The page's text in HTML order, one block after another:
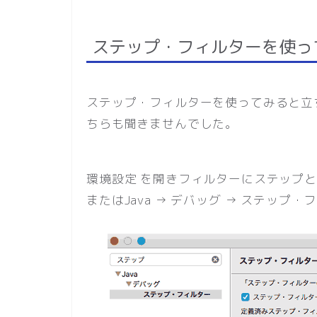
ステップ・フィルターを使
ステップ・フィルターを使ってみると
ちらも聞きませんでした。
環境設定 を開きフィルターにステップ
またはJava → デバッグ → ステップ・